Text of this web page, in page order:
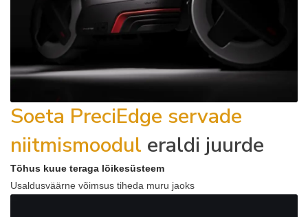
Soeta PreciEdge servade
niitmismoodul eraldi juurde
Tõhus kuue teraga lõikesüsteem
Usaldusväärne võimsus tiheda muru jaoks